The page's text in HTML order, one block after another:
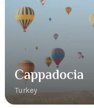
Cappadocia
Turkey